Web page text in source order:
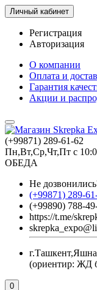
Личный кабинет
Регистрация
Авторизация
О компании
Оплата и
Гарантия
Акции и
(+99871) 289-61-62
Пн,Вт,Ср,Чт,Пт с
ОБЕДА
Не
(+99871) 289-
(+99890) 788-
https://t.me/
(ориентир: ЖД
0